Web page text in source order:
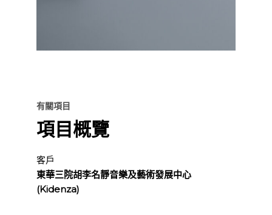
有關項目
項目概覽
客戶
東華三院胡李名靜音樂及藝術發展中心
(Kidenza)